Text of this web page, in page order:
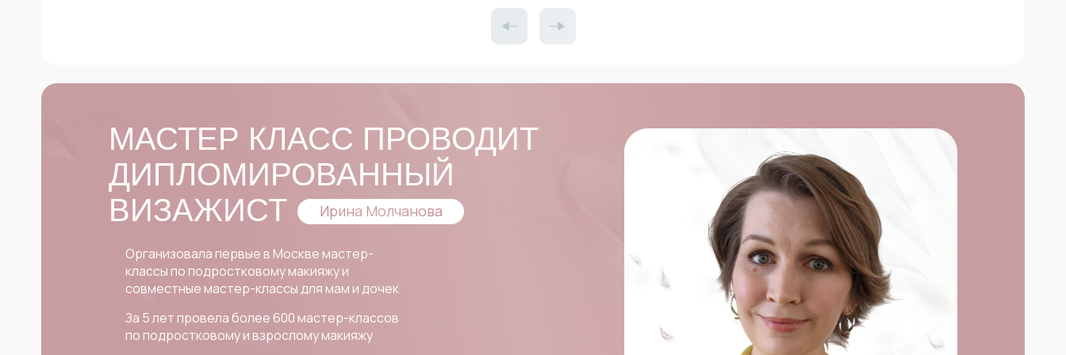
МАСТЕР КЛАСС ПРОВОДИТ
ДИПЛОМИРОВАННЫЙ
ВИЗАЖИСТ
Ирина Молчанова
Организовала первые в Москве мастер-
классы по подростковому макияжу и
совместные мастер-классы для мам и дочек
За 5 лет провела более 600 мастер-классов
по подростковому и взрослому макияжу